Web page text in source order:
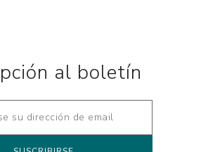
al boletín